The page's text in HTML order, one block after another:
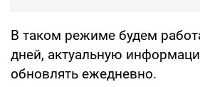
В таком режиме будем
дней, актуальную
обновлять ежедневно.